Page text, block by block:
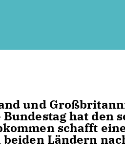
und
Bundestag hat den
schafft
beiden Ländern